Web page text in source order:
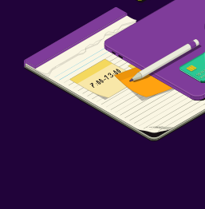
Plancha y tabla de planchar
Habitación
Almohada de plumas
Enchufe cerca de la cama